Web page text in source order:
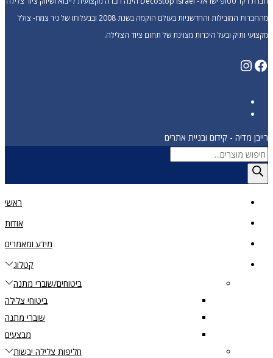
מהחברות המובילות והחדשניות בעולם הוקמה בשנת 2008 ובבעלותו של ניר צמח- צולל
מקצועי ותיק ובעל היכרות מצוינת של תחום ציוד הצלילה.
Facebook
Instagram
רייבן מדיה - קידום ובניית אתרים
Products
search
ראשי
אודות
מידע ומאמרים
קטלוג
ביטוחים/שוברי מתנה
ביטוחי צלילה
שוברי מתנה
מבצעים
חליפות צלילה יבשות